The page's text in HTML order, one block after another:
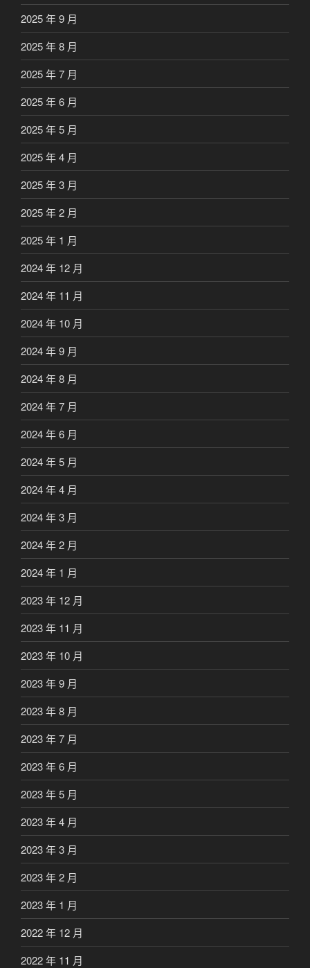
2025 年 9 月
2025 年 8 月
2025 年 7 月
2025 年 6 月
2025 年 5 月
2025 年 4 月
2025 年 3 月
2025 年 2 月
2025 年 1 月
2024 年 12 月
2024 年 11 月
2024 年 10 月
2024 年 9 月
2024 年 8 月
2024 年 7 月
2024 年 6 月
2024 年 5 月
2024 年 4 月
2024 年 3 月
2024 年 2 月
2024 年 1 月
2023 年 12 月
2023 年 11 月
2023 年 10 月
2023 年 9 月
2023 年 8 月
2023 年 7 月
2023 年 6 月
2023 年 5 月
2023 年 4 月
2023 年 3 月
2023 年 2 月
2023 年 1 月
2022 年 12 月
2022 年 11 月